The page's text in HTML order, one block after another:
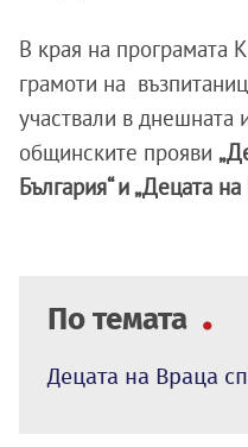
В края на програмата
грамоти на
участвали в днешната
общинските прояви
България“ и „Децата
По темата
Децата на Враца